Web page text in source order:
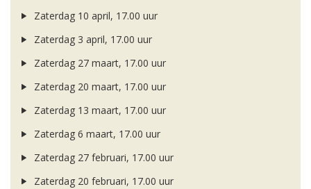
Zaterdag 10 april, 17.00 uur
Zaterdag 3 april, 17.00 uur
Zaterdag 27 maart, 17.00 uur
Zaterdag 20 maart, 17.00 uur
Zaterdag 13 maart, 17.00 uur
Zaterdag 6 maart, 17.00 uur
Zaterdag 27 februari, 17.00 uur
Zaterdag 20 februari, 17.00 uur